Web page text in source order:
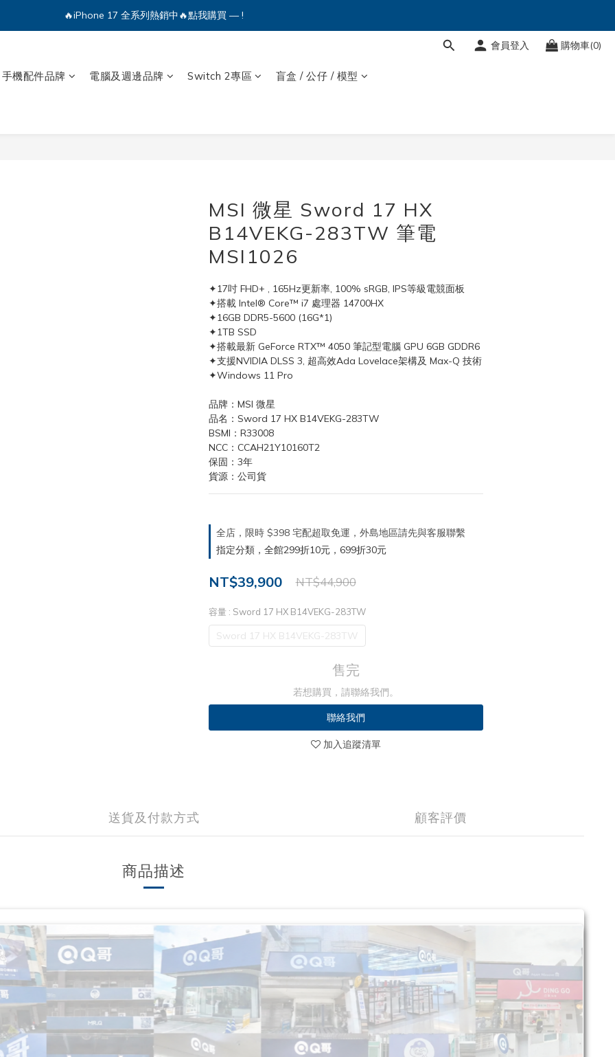
🔥iPhone 17 全系列熱銷中🔥點我購買 — !
💕加入Q哥 Line 新好友領優惠券！🎫
會員登入 購物車(0)
手機配件品牌 電腦及週邊品牌 Switch 2專區 盲盒 / 公仔 / 模型
MSI 微星 Sword 17 HX
B14VEKG-283TW 筆電
MSI1026
✦17吋 FHD+ , 165Hz更新率, 100% sRGB, IPS等級電競面板
✦搭載 Intel® Core™ i7 處理器 14700HX
✦16GB DDR5-5600 (16G*1)
✦1TB SSD
✦搭載最新 GeForce RTX™ 4050 筆記型電腦 GPU 6GB GDDR6
✦支援NVIDIA DLSS 3, 超高效Ada Lovelace架構及 Max-Q 技術
✦Windows 11 Pro
品牌：MSI 微星
品名：Sword 17 HX B14VEKG-283TW
BSMI：R33008
NCC：CCAH21Y10160T2
保固：3年
貨源：公司貨
全店，限時 $398 宅配超取免運，外島地區請先與客服聯繫
指定分類，全館299折10元，699折30元
NT$39,900 NT$44,900
容量 : Sword 17 HX B14VEKG-283TW
Sword 17 HX B14VEKG-283TW
售完
若想購買，請聯絡我們。
聯絡我們
加入追蹤清單
送貨及付款方式 顧客評價
商品描述